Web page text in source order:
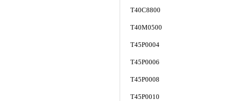
T40C8800
T40M0500
T45P0004
T45P0006
T45P0008
T45P0010